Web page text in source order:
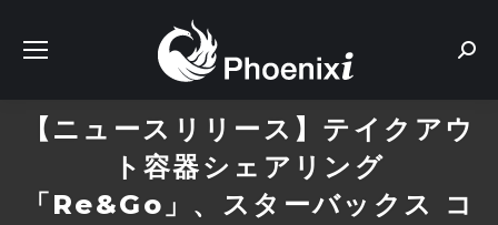
【ニュースリリース】テイクアウ
ト容器シェアリング
「Re&Go」、スターバックス コ